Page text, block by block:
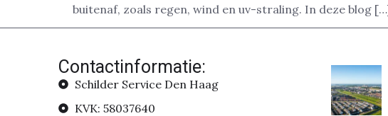
buitenaf, zoals regen, wind en uv-straling. In deze blog
Contactinformatie:
Schilder Service Den Haag
KVK: 58037640